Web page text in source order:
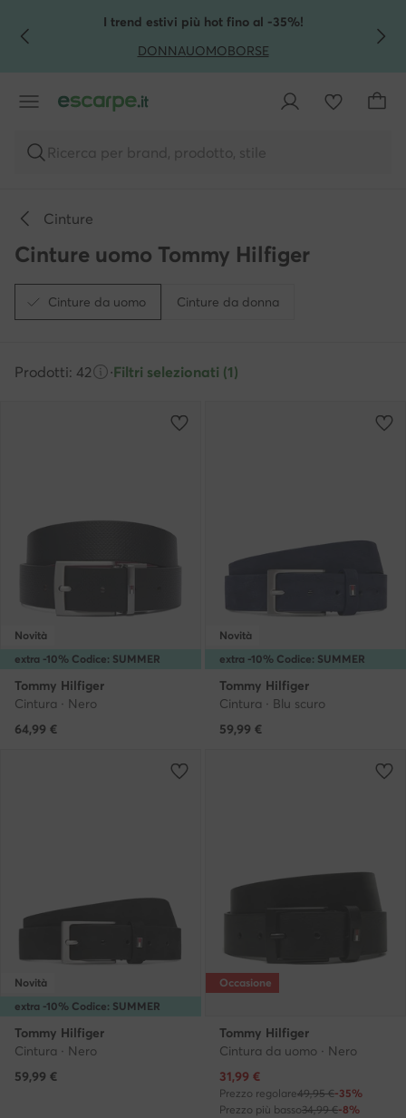
VAI AL CONTENUTO PRINCIPALE
VAI ALLA RICERCAI trend estivi più hot fino al -35%!
DONNAUOMOBORSE
Ricerca per brand, prodotto, stile
Cinture
Cinture uomo Tommy Hilfiger
Cinture da uomo Cinture da donna
Prodotti: 42 ·Filtri selezionati (1)
extra -10% Codice: SUMMER
Novità
Tommy Hilfiger
Cintura · Nero
64,99 €
extra -10% Codice: SUMMER
Novità
Tommy Hilfiger
Cintura · Blu scuro
59,99 €
extra -10% Codice: SUMMER
Novità
Tommy Hilfiger
Cintura · Nero
59,99 €
Occasione
Tommy Hilfiger
Cintura da uomo · Nero
Prezzo attuale
31,99 €
Prezzo regolare49,95 €-35%
Prezzo più basso34,99 €-8%